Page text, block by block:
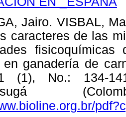
Jairo. VISBAL,
caracteres de las
en ganadería de
(1), No.: 134-